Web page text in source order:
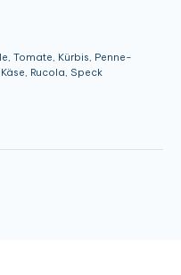
Tomate, Kürbis, Penne-
Rucola, Speck